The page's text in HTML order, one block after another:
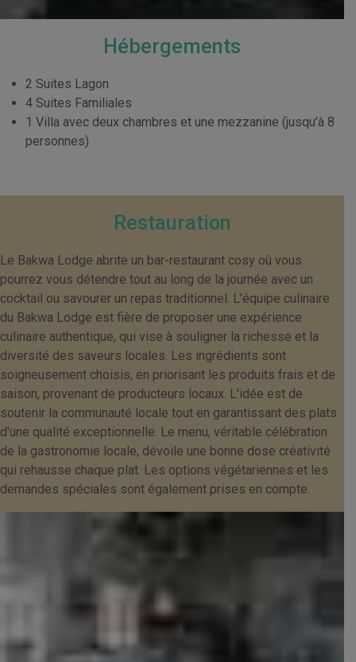
Hébergements
2 Suites Lagon
4 Suites Familiales
1 Villa avec deux chambres et une mezzanine (jusqu’à 8
personnes)
Restauration
Le Bakwa Lodge abrite un bar-restaurant cosy où vous
pourrez vous détendre tout au long de la journée avec un
cocktail ou savourer un repas traditionnel. L'équipe culinaire
du Bakwa Lodge est fière de proposer une expérience
culinaire authentique, qui vise à souligner la richesse et la
diversité des saveurs locales. Les ingrédients sont
soigneusement choisis, en priorisant les produits frais et de
saison, provenant de producteurs locaux. L'idée est de
soutenir la communauté locale tout en garantissant des plats
d'une qualité exceptionnelle. Le menu, véritable célébration
de la gastronomie locale, dévoile une bonne dose créativité
qui rehausse chaque plat. Les options végétariennes et les
demandes spéciales sont également prises en compte.